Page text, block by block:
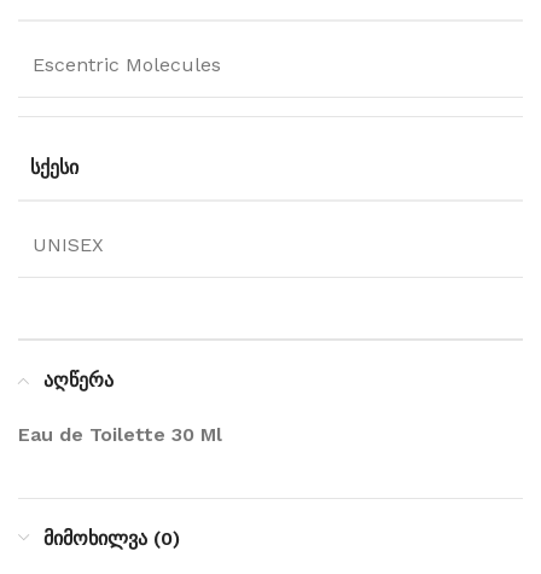
Escentric Molecules
ᲡᲥᲔᲡᲘ
UNISEX
აღწერა
Eau de Toilette 30 Ml
მიმოხილვა (0)